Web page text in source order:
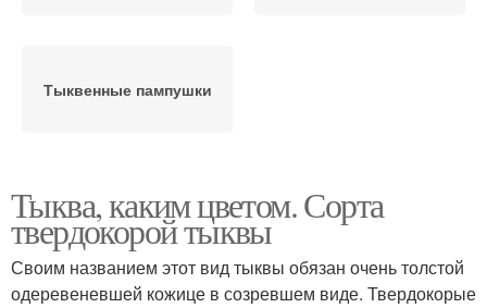
Тыквенные пампушки
Тыква, каким цветом. Сорта
твердокорой тыквы
Своим названием этот вид тыквы обязан очень толстой
одеревеневшей кожице в созревшем виде. Твердокорые